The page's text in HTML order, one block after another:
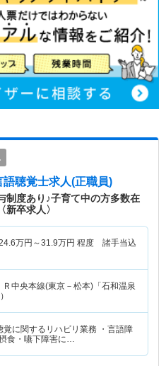
語聴覚士求人(正職員)
制度あり♪子育て中の方多数在
卒求人〉
万円～31.9万円 程度 諸手当込
Ｒ中央本線(東京－松本)「石和温泉
覚に関するリハビリ業務 ・言語障
食・嚥下障害に…